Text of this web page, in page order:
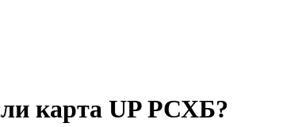
карта UP РСХБ?